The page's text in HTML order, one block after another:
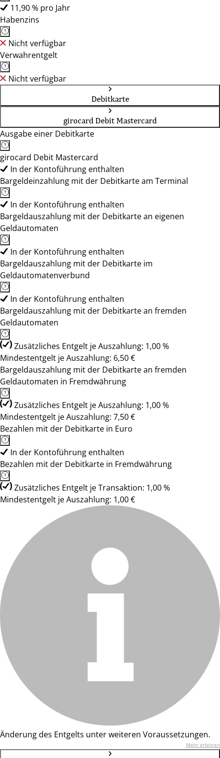
11,90 % pro Jahr
Habenzins
Nicht verfügbar
Verwahrentgelt
Nicht verfügbar
Debitkarte
girocard Debit Mastercard
Ausgabe einer Debitkarte
girocard Debit Mastercard
In der Kontoführung enthalten
Bargeldeinzahlung mit der Debitkarte am Terminal
In der Kontoführung enthalten
Bargeldauszahlung mit der Debitkarte an eigenen
Geldautomaten
In der Kontoführung enthalten
Bargeldauszahlung mit der Debitkarte im
Geldautomatenverbund
In der Kontoführung enthalten
Bargeldauszahlung mit der Debitkarte an fremden
Geldautomaten
Zusätzliches Entgelt je Auszahlung: 1,00 %
Mindestentgelt je Auszahlung: 6,50 €
Bargeldauszahlung mit der Debitkarte an fremden
Geldautomaten in Fremdwährung
Zusätzliches Entgelt je Auszahlung: 1,00 %
Mindestentgelt je Auszahlung: 7,50 €
Bezahlen mit der Debitkarte in Euro
In der Kontoführung enthalten
Bezahlen mit der Debitkarte in Fremdwährung
Zusätzliches Entgelt je Transaktion: 1,00 %
Mindestentgelt je Auszahlung: 1,00 €
Änderung des Entgelts unter weiteren Voraussetzungen.
Mehr erfahren